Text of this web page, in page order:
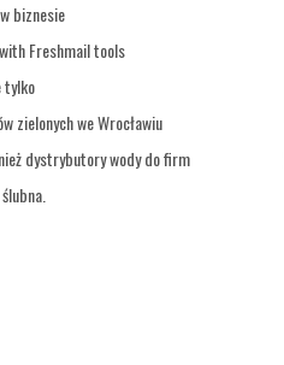
biznesie
Freshmail tools
tylko
zielonych we Wrocławiu
dystrybutory wody do firm